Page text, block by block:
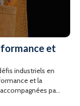
et
industriels en
et la
par